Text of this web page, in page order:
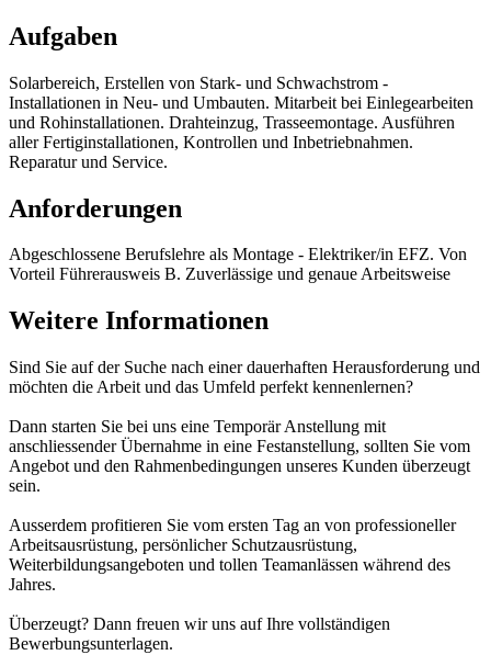
Aufgaben
Solarbereich, Erstellen von Stark- und Schwachstrom -
Installationen in Neu- und Umbauten. Mitarbeit bei Einlegearbeiten
und Rohinstallationen. Drahteinzug, Trasseemontage. Ausführen
aller Fertiginstallationen, Kontrollen und Inbetriebnahmen.
Reparatur und Service.
Anforderungen
Abgeschlossene Berufslehre als Montage - Elektriker/in EFZ. Von
Vorteil Führerausweis B. Zuverlässige und genaue Arbeitsweise
Weitere Informationen
Sind Sie auf der Suche nach einer dauerhaften Herausforderung und
möchten die Arbeit und das Umfeld perfekt kennenlernen?
Dann starten Sie bei uns eine Temporär Anstellung mit
anschliessender Übernahme in eine Festanstellung, sollten Sie vom
Angebot und den Rahmenbedingungen unseres Kunden überzeugt
sein.
Ausserdem profitieren Sie vom ersten Tag an von professioneller
Arbeitsausrüstung, persönlicher Schutzausrüstung,
Weiterbildungsangeboten und tollen Teamanlässen während des
Jahres.
Überzeugt? Dann freuen wir uns auf Ihre vollständigen
Bewerbungsunterlagen.